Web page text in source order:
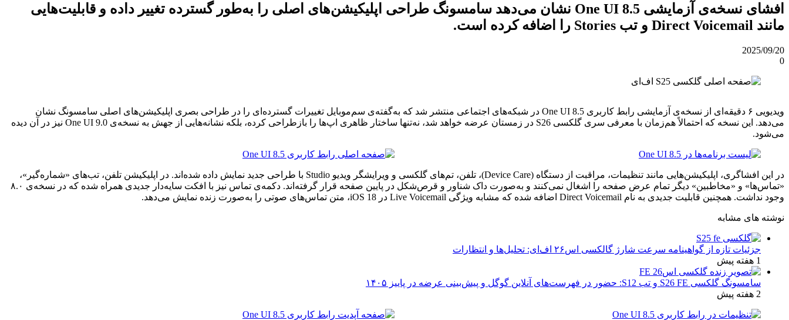
افشای نسخه‌ی آزمایشی One UI 8.5 نشان می‌دهد سامسونگ طراحی اپلیکیشن‌های اصلی را به‌طور گسترده تغییر داده و قابلیت‌هایی
مانند Direct Voicemail و تب Stories را اضافه کرده است.
2025/09/20
0
ویدیویی ۶ دقیقه‌ای از نسخه‌ی آزمایشی رابط کاربری One UI 8.5 در شبکه‌های اجتماعی منتشر شد که به‌گفته‌ی سم‌موبایل تغییرات گسترده‌ای را در طراحی بصری اپلیکیشن‌های اصلی سامسونگ نشان
می‌دهد. این نسخه که احتمالاً هم‌زمان با معرفی سری گلکسی S26 در زمستان عرضه خواهد شد، نه‌تنها ساختار ظاهری اپ‌ها را بازطراحی کرده، بلکه نشانه‌هایی از جهش به نسخه‌ی One UI 9.0 نیز در آن دیده
می‌شود.
در این افشاگری، اپلیکیشن‌هایی مانند تنظیمات، مراقبت از دستگاه (Device Care)، تلفن، تم‌های گلکسی و ویرایشگر ویدیو Studio با طراحی جدید نمایش داده شده‌اند. در اپلیکیشن تلفن، تب‌های «شماره‌گیر»،
«تماس‌ها» و «مخاطبین» دیگر تمام عرض صفحه را اشغال نمی‌کنند و به‌صورت داک شناور و قرص‌شکل در پایین صفحه قرار گرفته‌اند. دکمه‌ی تماس نیز با افکت سایه‌دار جدیدی همراه شده که در نسخه‌ی ۸.۰
وجود نداشت. همچنین قابلیت جدیدی به نام Direct Voicemail اضافه شده که مشابه ویژگی Live Voicemail در iOS 18، متن تماس‌های صوتی را به‌صورت زنده نمایش می‌دهد.
نوشته های مشابه
جزئیات تازه از گواهینامه سرعت شارژ گالکسی اس۲۶ اف‌ای: تحلیل‌ها و انتظارات
1 هفته پیش
سامسونگ گلکسی S26 FE و تب S12: حضور در فهرست‌های آنلاین گوگل و پیش‌بینی عرضه در پاییز ۱۴۰۵
2 هفته پیش